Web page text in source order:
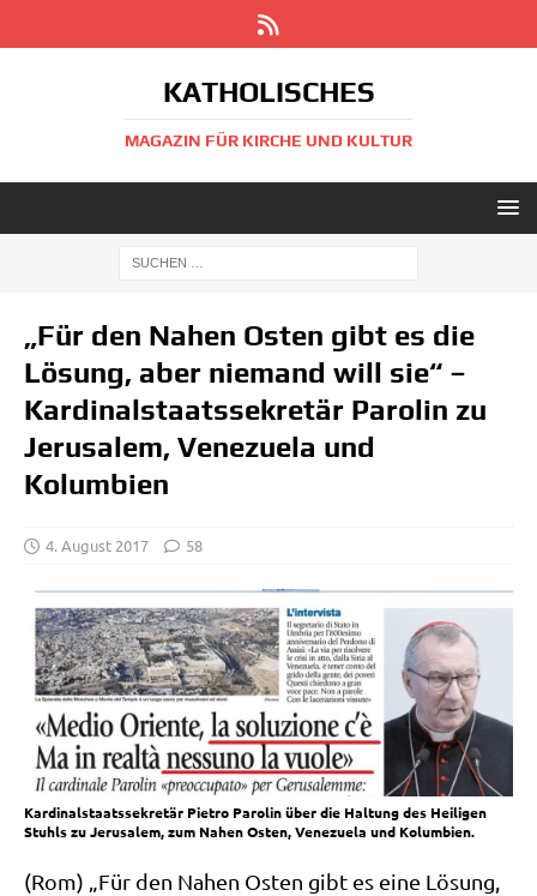
KATHOLISCHES
MAGAZIN FÜR KIRCHE UND KULTUR
„Für den Nahen Osten gibt es die
Lösung, aber niemand will sie“ –
Kardinalstaatssekretär Parolin zu
Jerusalem, Venezuela und
Kolumbien
4. August 2017 58
Kardinalstaatssekretär Pietro Parolin über die Haltung des Heiligen
Stuhls zu Jerusalem, zum Nahen Osten, Venezuela und Kolumbien.
(Rom) „Für den Nahen Osten gibt es eine Lösung,